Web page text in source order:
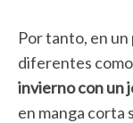
Por tanto, en
diferentes
invierno con un
en manga corta